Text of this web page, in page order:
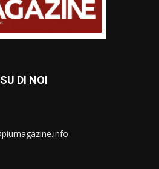
SU DI NOI